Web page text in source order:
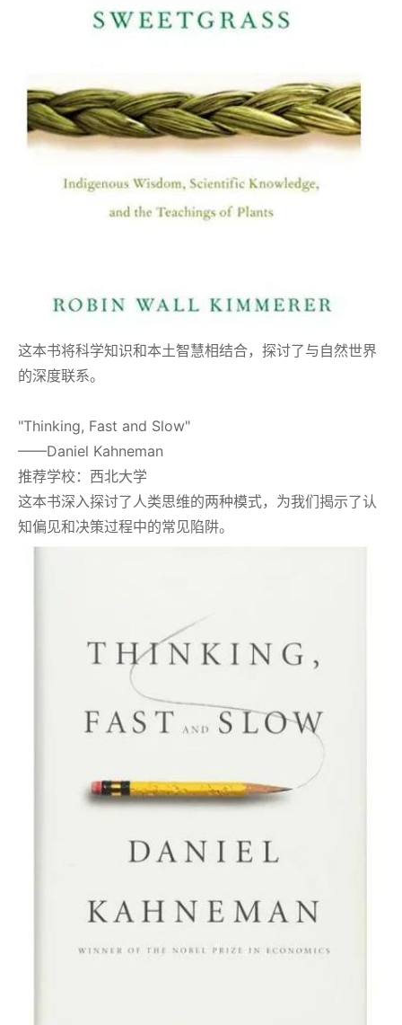
这本书将科学知识和本土智慧相结合，探讨了与自然世界
的深度联系。
"Thinking, Fast and Slow"
——Daniel Kahneman
推荐学校：西北大学
这本书深入探讨了人类思维的两种模式，为我们揭示了认
知偏见和决策过程中的常见陷阱。